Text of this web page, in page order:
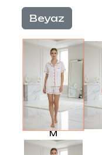
Beyaz
M